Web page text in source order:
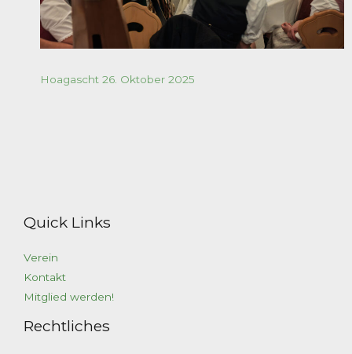
Hoagascht 26. Oktober 2025
Quick Links
Verein
Kontakt
Mitglied werden!
Rechtliches